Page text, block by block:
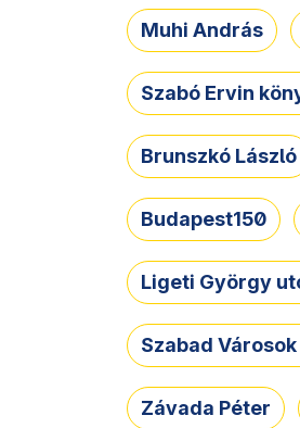
Muhi András
Szabó Ervin
Brunszkó László
Budapest150
Ligeti György
Szabad
Závada Péter